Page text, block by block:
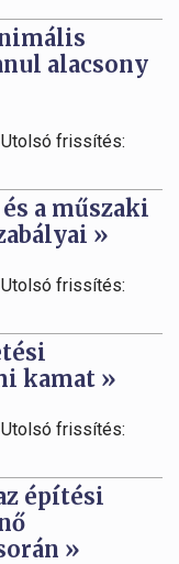
alacsony
frissítés:
a műszaki
»
frissítés:
kamat »
frissítés:
építési
»